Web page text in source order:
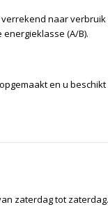
naar verbruik
(A/B).
en u
zaterdag tot